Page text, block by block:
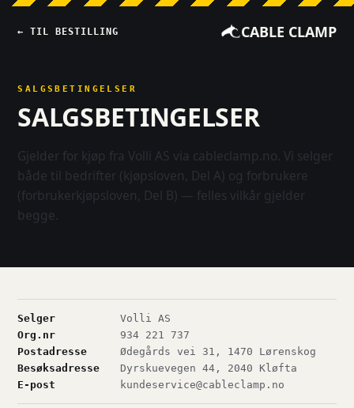
← TIL BESTILLING CABLE CLAMP
SALGSBETINGELSER
SALGSBETINGELSER
Gjelder for kjøp fra Volli AS via cableclamp.no. Vi selger
både til bedrifter (kjøpsloven, Del A) og forbrukere
(forbrukerkjøpsloven, Del B) — felles vilkår gjelder
begge.
Selger
Volli AS
Org.nr
934 221 737
Postadresse
Ødegårds vei 31, 1470 Lørenskog
Besøksadresse
Dyrskuevegen 44, 2040 Kløfta
E-post
kundeservice@cableclamp.no